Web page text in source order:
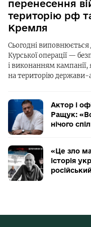
перенесення
територію рф
Кремля
Сьогодні виповнюється
Курської операції —
і виконанням кампанії,
на територію держави-
Актор і
Ращук:
нічого
«Це зло
історія